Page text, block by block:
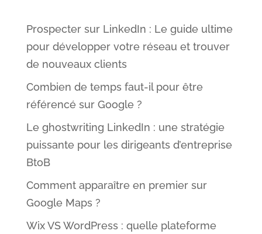
Prospecter sur LinkedIn : Le guide ultime
pour développer votre réseau et trouver
de nouveaux clients
Combien de temps faut-il pour être
référencé sur Google ?
Le ghostwriting LinkedIn : une stratégie
puissante pour les dirigeants d’entreprise
BtoB
Comment apparaître en premier sur
Google Maps ?
Wix VS WordPress : quelle plateforme